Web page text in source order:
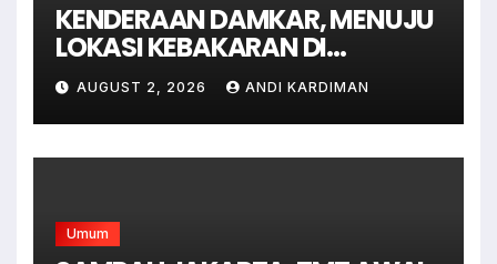
KENDERAAN DAMKAR, MENUJU
LOKASI KEBAKARAN DI
JAGAKARSA JAKARTA
SELATAN
AUGUST 2, 2026 ANDI KARDIMAN
Umum